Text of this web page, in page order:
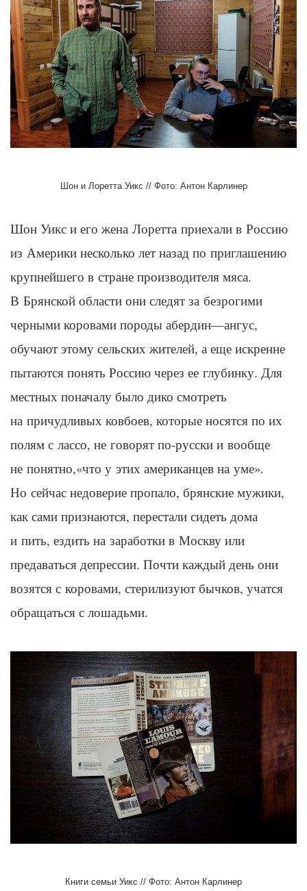
Шон и Лоретта Уикс // Фото: Антон Карлинер
Шон Уикс и его жена Лоретта приехали в Россию
из Америки несколько лет назад по приглашению
крупнейшего в стране производителя мяса.
В Брянской области они следят за безрогими
черными коровами породы абердин—ангус,
обучают этому сельских жителей, а еще искренне
пытаются понять Россию через ее глубинку. Для
местных поначалу было дико смотреть
на причудливых ковбоев, которые носятся по их
полям с лассо, не говорят по-русски и вообще
не понятно,«что у этих американцев на уме».
Но сейчас недоверие пропало, брянские мужики,
как сами признаются, перестали сидеть дома
и пить, ездить на заработки в Москву или
предаваться депрессии. Почти каждый день они
возятся с коровами, стерилизуют бычков, учатся
обращаться с лошадьми.
Книги семьи Уикс // Фото: Антон Карлинер